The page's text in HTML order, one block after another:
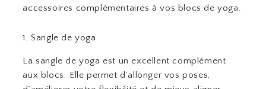
accessoires complémentaires à vos blocs de yoga.
1. Sangle de yoga
La sangle de yoga est un excellent complément
aux blocs. Elle permet d’allonger vos poses,